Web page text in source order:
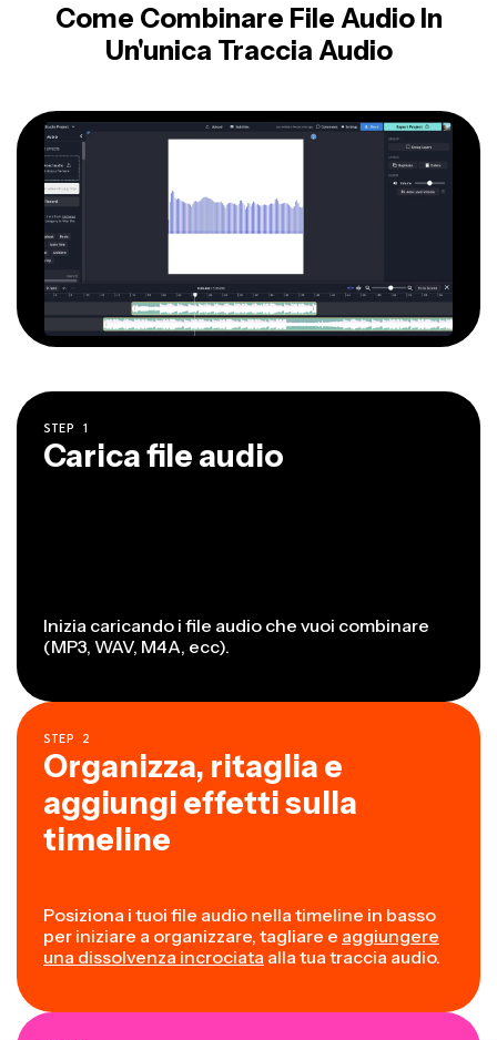
Come Combinare File Audio In
Un'unica Traccia Audio
STEP 1
Carica file audio
Inizia caricando i file audio che vuoi combinare
(MP3, WAV, M4A, ecc).
STEP 2
Organizza, ritaglia e
aggiungi effetti sulla
timeline
Posiziona i tuoi file audio nella timeline in basso
per iniziare a organizzare, tagliare e aggiungere
una dissolvenza incrociata alla tua traccia audio.